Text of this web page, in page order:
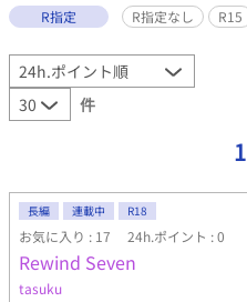
R指定
R指定なし R15
件
1
長編 連載中 R18
お気に入り : 17 24h.ポイント : 0
Rewind Seven
tasuku